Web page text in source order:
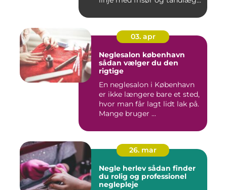
03. apr
Neglesalon københavn
sådan vælger du den
rigtige
En neglesalon i København
er ikke længere bare et sted,
hvor man får lagt lidt lak på.
Mange bruger ...
26. mar
Negle herlev sådan finder
du rolig og professionel
neglepleje